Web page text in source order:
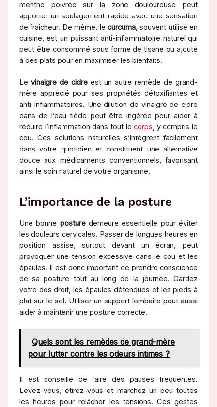
menthe poivrée sur la zone douloureuse peut
apporter un soulagement rapide avec une sensation
de fraîcheur. De même, le curcuma, souvent utilisé en
cuisine, est un puissant anti-inflammatoire naturel qui
peut être consommé sous forme de tisane ou ajouté
à des plats pour en maximiser les bienfaits.
Le vinaigre de cidreest un autre remède de grand-
mère apprécié pour ses propriétés détoxifiantes et
anti-inflammatoires. Une dilution de vinaigre de cidre
dans de l’eau tiède peut être ingérée pour aider à
réduire l’inflammation dans tout lecorps, y compris le
cou. Ces solutions naturelles s’intègrent facilement
dans votre quotidien et constituent une alternative
douce aux médicaments conventionnels, favorisant
ainsi le soin naturel de votre organisme.
L’importance de la posture
Une bonne posturedemeure essentielle pour éviter
les douleurs cervicales. Passer de longues heures en
position assise, surtout devant un écran, peut
provoquer une tension excessive dans le cou et les
épaules. Il est donc important de prendre conscience
de sa posture tout au long de la journée. Gardez
votre dos droit, les épaules détendues et les pieds à
plat sur le sol. Utiliser un support lombaire peut aussi
aider à maintenir une posture correcte.
Quels sont les remèdes de grand-mère
pour lutter contre les odeurs intimes ?
Il est conseillé de faire des pauses fréquentes.
Levez-vous, étirez-vous et marchez un peu toutes
les heures pour relâcher les tensions. Ces gestes